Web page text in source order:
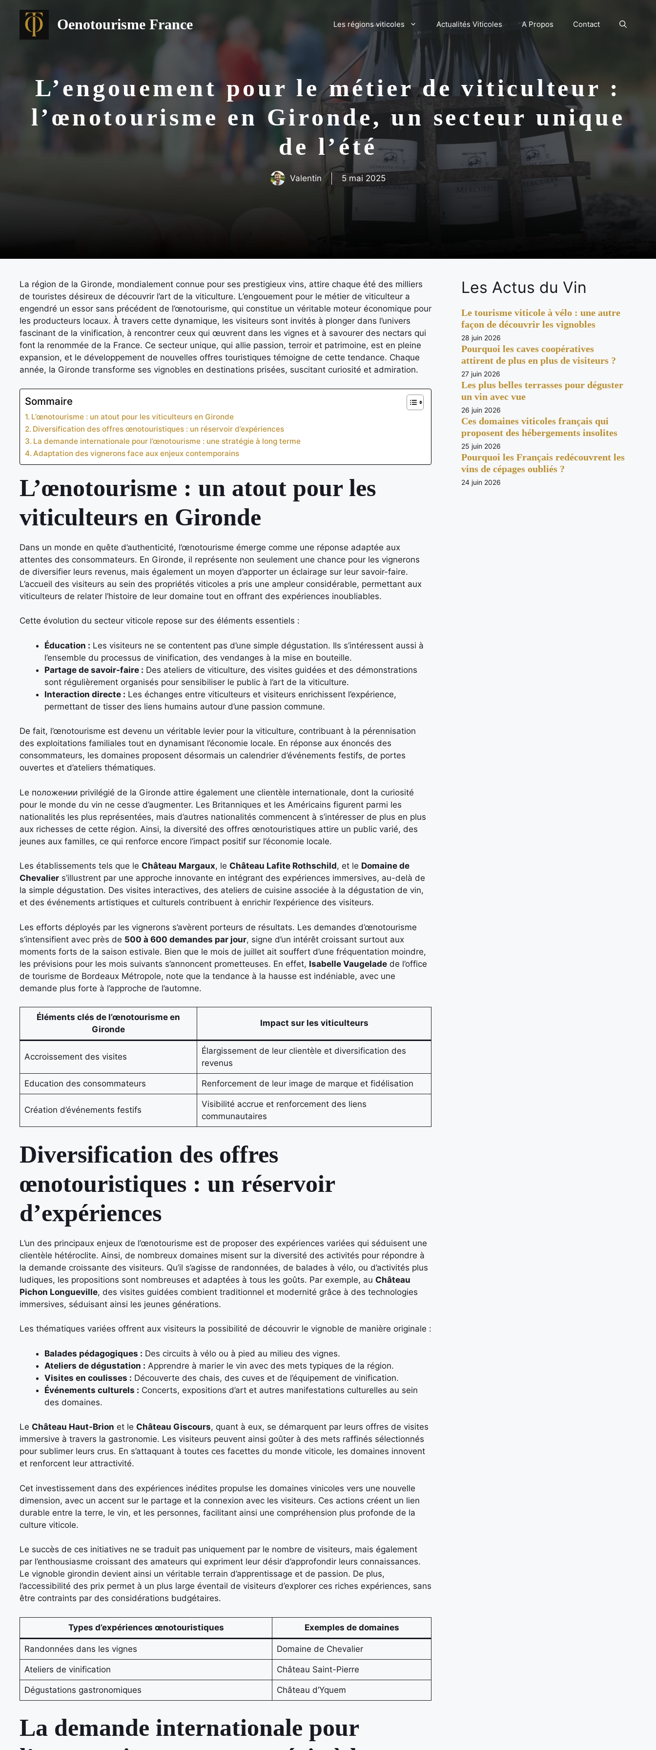
contenu
Oenotourisme France Les régions viticoles Actualités Viticoles A Propos Contact
L’engouement pour le métier de viticulteur :
l’œnotourisme en Gironde, un secteur unique
de l’été
Valentin 5 mai 2025
La région de la Gironde, mondialement connue pour ses prestigieux vins, attire chaque été des milliers
de touristes désireux de découvrir l’art de la viticulture. L’engouement pour le métier de viticulteur a
engendré un essor sans précédent de l’œnotourisme, qui constitue un véritable moteur économique pour
les producteurs locaux. À travers cette dynamique, les visiteurs sont invités à plonger dans l’univers
fascinant de la vinification, à rencontrer ceux qui œuvrent dans les vignes et à savourer des nectars qui
font la renommée de la France. Ce secteur unique, qui allie passion, terroir et patrimoine, est en pleine
expansion, et le développement de nouvelles offres touristiques témoigne de cette tendance. Chaque
année, la Gironde transforme ses vignobles en destinations prisées, suscitant curiosité et admiration.
Sommaire
L’œnotourisme : un atout pour les viticulteurs en Gironde
Diversification des offres œnotouristiques : un réservoir d’expériences
La demande internationale pour l’œnotourisme : une stratégie à long terme
Adaptation des vignerons face aux enjeux contemporains
L’œnotourisme : un atout pour les
viticulteurs en Gironde
Dans un monde en quête d’authenticité, l’œnotourisme émerge comme une réponse adaptée aux
attentes des consommateurs. En Gironde, il représente non seulement une chance pour les vignerons
de diversifier leurs revenus, mais également un moyen d’apporter un éclairage sur leur savoir-faire.
L’accueil des visiteurs au sein des propriétés viticoles a pris une ampleur considérable, permettant aux
viticulteurs de relater l’histoire de leur domaine tout en offrant des expériences inoubliables.
Cette évolution du secteur viticole repose sur des éléments essentiels :
Éducation : Les visiteurs ne se contentent pas d’une simple dégustation. Ils s’intéressent aussi à
l’ensemble du processus de vinification, des vendanges à la mise en bouteille.
Partage de savoir-faire : Des ateliers de viticulture, des visites guidées et des démonstrations
sont régulièrement organisés pour sensibiliser le public à l’art de la viticulture.
Interaction directe : Les échanges entre viticulteurs et visiteurs enrichissent l’expérience,
permettant de tisser des liens humains autour d’une passion commune.
De fait, l’œnotourisme est devenu un véritable levier pour la viticulture, contribuant à la pérennisation
des exploitations familiales tout en dynamisant l’économie locale. En réponse aux énoncés des
consommateurs, les domaines proposent désormais un calendrier d’événements festifs, de portes
ouvertes et d’ateliers thématiques.
Le положении privilégié de la Gironde attire également une clientèle internationale, dont la curiosité
pour le monde du vin ne cesse d’augmenter. Les Britanniques et les Américains figurent parmi les
nationalités les plus représentées, mais d’autres nationalités commencent à s’intéresser de plus en plus
aux richesses de cette région. Ainsi, la diversité des offres œnotouristiques attire un public varié, des
jeunes aux familles, ce qui renforce encore l’impact positif sur l’économie locale.
Les établissements tels que le Château Margaux, le Château Lafite Rothschild, et le Domaine de
Chevalier s’illustrent par une approche innovante en intégrant des expériences immersives, au-delà de
la simple dégustation. Des visites interactives, des ateliers de cuisine associée à la dégustation de vin,
et des événements artistiques et culturels contribuent à enrichir l’expérience des visiteurs.
Les efforts déployés par les vignerons s’avèrent porteurs de résultats. Les demandes d’œnotourisme
s’intensifient avec près de 500 à 600 demandes par jour, signe d’un intérêt croissant surtout aux
moments forts de la saison estivale. Bien que le mois de juillet ait souffert d’une fréquentation moindre,
les prévisions pour les mois suivants s’annoncent prometteuses. En effet, Isabelle Vaugelade de l’office
de tourisme de Bordeaux Métropole, note que la tendance à la hausse est indéniable, avec une
demande plus forte à l’approche de l’automne.
Éléments clés de l’œnotourisme en
Gironde
Impact sur les viticulteurs
Accroissement des visites
Élargissement de leur clientèle et diversification des
revenus
Education des consommateurs Renforcement de leur image de marque et fidélisation
Création d’événements festifs
Visibilité accrue et renforcement des liens
communautaires
Diversification des offres
œnotouristiques : un réservoir
d’expériences
L’un des principaux enjeux de l’œnotourisme est de proposer des expériences variées qui séduisent une
clientèle hétéroclite. Ainsi, de nombreux domaines misent sur la diversité des activités pour répondre à
la demande croissante des visiteurs. Qu’il s’agisse de randonnées, de balades à vélo, ou d’activités plus
ludiques, les propositions sont nombreuses et adaptées à tous les goûts. Par exemple, au Château
Pichon Longueville, des visites guidées combient traditionnel et modernité grâce à des technologies
immersives, séduisant ainsi les jeunes générations.
Les thématiques variées offrent aux visiteurs la possibilité de découvrir le vignoble de manière originale :
Balades pédagogiques : Des circuits à vélo ou à pied au milieu des vignes.
Ateliers de dégustation : Apprendre à marier le vin avec des mets typiques de la région.
Visites en coulisses : Découverte des chais, des cuves et de l’équipement de vinification.
Événements culturels : Concerts, expositions d’art et autres manifestations culturelles au sein
des domaines.
Le Château Haut-Brion et le Château Giscours, quant à eux, se démarquent par leurs offres de visites
immersive à travers la gastronomie. Les visiteurs peuvent ainsi goûter à des mets raffinés sélectionnés
pour sublimer leurs crus. En s’attaquant à toutes ces facettes du monde viticole, les domaines innovent
et renforcent leur attractivité.
Cet investissement dans des expériences inédites propulse les domaines vinicoles vers une nouvelle
dimension, avec un accent sur le partage et la connexion avec les visiteurs. Ces actions créent un lien
durable entre la terre, le vin, et les personnes, facilitant ainsi une compréhension plus profonde de la
culture viticole.
Le succès de ces initiatives ne se traduit pas uniquement par le nombre de visiteurs, mais également
par l’enthousiasme croissant des amateurs qui expriment leur désir d’approfondir leurs connaissances.
Le vignoble girondin devient ainsi un véritable terrain d’apprentissage et de passion. De plus,
l’accessibilité des prix permet à un plus large éventail de visiteurs d’explorer ces riches expériences, sans
être contraints par des considérations budgétaires.
Types d’expériences œnotouristiques Exemples de domaines
Randonnées dans les vignes Domaine de Chevalier
Ateliers de vinification Château Saint-Pierre
Dégustations gastronomiques Château d’Yquem
La demande internationale pour
Les Actus du Vin
Le tourisme viticole à vélo : une autre
façon de découvrir les vignobles
28 juin 2026
Pourquoi les caves coopératives
attirent de plus en plus de visiteurs ?
27 juin 2026
Les plus belles terrasses pour déguster
un vin avec vue
26 juin 2026
Ces domaines viticoles français qui
proposent des hébergements insolites
25 juin 2026
Pourquoi les Français redécouvrent les
vins de cépages oubliés ?
24 juin 2026